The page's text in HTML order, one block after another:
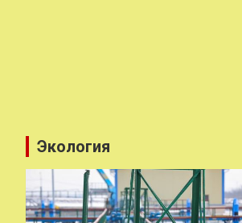
Экология